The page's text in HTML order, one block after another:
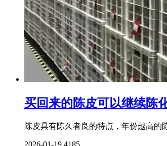
买回来的陈皮可以继续陈
陈皮具有陈久者良的特点，年份越高